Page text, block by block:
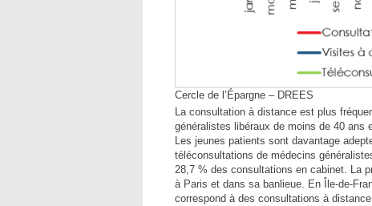
Cercle de l’Épargne – DREES
La consultation à distance est plus
généralistes libéraux de moins de 40 ans
Les jeunes patients sont davantage
téléconsultations de médecins
28,7 % des consultations en cabinet. La
à Paris et dans sa banlieue. En Île-de-
correspond à des consultations à